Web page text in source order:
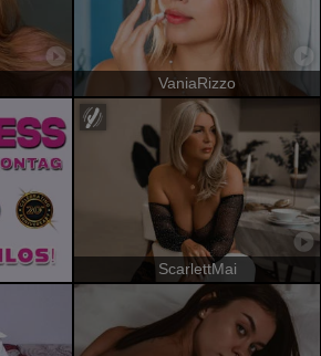
VaniaRizzo
ScarlettMai